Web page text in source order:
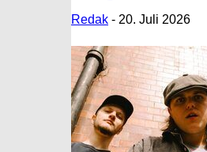
Redak - 20. Juli 2026